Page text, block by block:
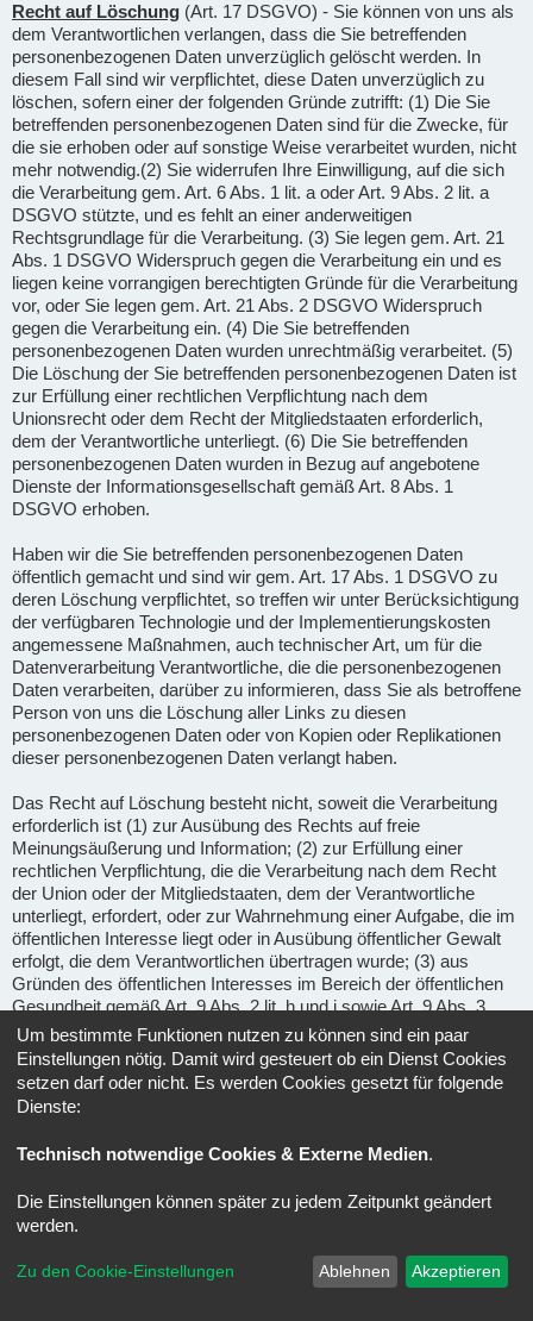
Recht auf Löschung (Art. 17 DSGVO) - Sie können von uns als
dem Verantwortlichen verlangen, dass die Sie betreffenden
personenbezogenen Daten unverzüglich gelöscht werden. In
diesem Fall sind wir verpflichtet, diese Daten unverzüglich zu
löschen, sofern einer der folgenden Gründe zutrifft: (1) Die Sie
betreffenden personenbezogenen Daten sind für die Zwecke, für
die sie erhoben oder auf sonstige Weise verarbeitet wurden, nicht
mehr notwendig.(2) Sie widerrufen Ihre Einwilligung, auf die sich
die Verarbeitung gem. Art. 6 Abs. 1 lit. a oder Art. 9 Abs. 2 lit. a
DSGVO stützte, und es fehlt an einer anderweitigen
Rechtsgrundlage für die Verarbeitung. (3) Sie legen gem. Art. 21
Abs. 1 DSGVO Widerspruch gegen die Verarbeitung ein und es
liegen keine vorrangigen berechtigten Gründe für die Verarbeitung
vor, oder Sie legen gem. Art. 21 Abs. 2 DSGVO Widerspruch
gegen die Verarbeitung ein. (4) Die Sie betreffenden
personenbezogenen Daten wurden unrechtmäßig verarbeitet. (5)
Die Löschung der Sie betreffenden personenbezogenen Daten ist
zur Erfüllung einer rechtlichen Verpflichtung nach dem
Unionsrecht oder dem Recht der Mitgliedstaaten erforderlich,
dem der Verantwortliche unterliegt. (6) Die Sie betreffenden
personenbezogenen Daten wurden in Bezug auf angebotene
Dienste der Informationsgesellschaft gemäß Art. 8 Abs. 1
DSGVO erhoben.
Haben wir die Sie betreffenden personenbezogenen Daten
öffentlich gemacht und sind wir gem. Art. 17 Abs. 1 DSGVO zu
deren Löschung verpflichtet, so treffen wir unter Berücksichtigung
der verfügbaren Technologie und der Implementierungskosten
angemessene Maßnahmen, auch technischer Art, um für die
Datenverarbeitung Verantwortliche, die die personenbezogenen
Daten verarbeiten, darüber zu informieren, dass Sie als betroffene
Person von uns die Löschung aller Links zu diesen
personenbezogenen Daten oder von Kopien oder Replikationen
dieser personenbezogenen Daten verlangt haben.
Das Recht auf Löschung besteht nicht, soweit die Verarbeitung
erforderlich ist (1) zur Ausübung des Rechts auf freie
Meinungsäußerung und Information; (2) zur Erfüllung einer
rechtlichen Verpflichtung, die die Verarbeitung nach dem Recht
der Union oder der Mitgliedstaaten, dem der Verantwortliche
unterliegt, erfordert, oder zur Wahrnehmung einer Aufgabe, die im
öffentlichen Interesse liegt oder in Ausübung öffentlicher Gewalt
erfolgt, die dem Verantwortlichen übertragen wurde; (3) aus
Gründen des öffentlichen Interesses im Bereich der öffentlichen
Gesundheit gemäß Art. 9 Abs. 2 lit. h und i sowie Art. 9 Abs. 3
DSGVO; (4) für im öffentlichen Interesse liegende Archivzwecke,
wissenschaftliche oder historische Forschungszwecke oder für
statistische Zwecke gem. Art. 89 Abs. 1 DSGVO, soweit das
unter Abschnitt a) genannte Recht voraussichtlich die
Verwirklichung der Ziele dieser Verarbeitung unmöglich macht
Ausübung oder Verteidigung von Rechtsansprüchen.
Recht auf Einschränkung der Verarbeitung(Art. 18 DSGVO) -
Unter den folgenden Voraussetzungen können Sie die
Einschränkung der Verarbeitung der Sie betreffenden
personenbezogenen Daten verlangen: wenn Sie die Richtigkeit
Um bestimmte Funktionen nutzen zu können sind ein paar
Einstellungen nötig. Damit wird gesteuert ob ein Dienst Cookies
setzen darf oder nicht. Es werden Cookies gesetzt für folgende
Dienste:
Technisch notwendige Cookies & Externe Medien.
Die Einstellungen können später zu jedem Zeitpunkt geändert
werden.
Zu den Cookie-Einstellungen Ablehnen Akzeptieren